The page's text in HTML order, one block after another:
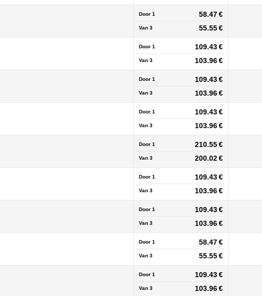
Door 1 58.47 €
Van 3 55.55 €
Door 1 109.43 €
Van 3 103.96 €
Door 1 109.43 €
Van 3 103.96 €
Door 1 109.43 €
Van 3 103.96 €
Door 1 210.55 €
Van 3 200.02 €
Door 1 109.43 €
Van 3 103.96 €
Door 1 109.43 €
Van 3 103.96 €
Door 1 58.47 €
Van 3 55.55 €
Door 1 109.43 €
Van 3 103.96 €